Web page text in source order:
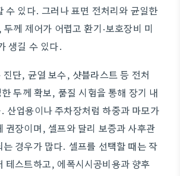
수 있다. 그러나 표면 전처리와 균일한
께 제어가 어렵고 환기·보호장비 미
생길 수 있다.
진단, 균열 보수, 샷블라스트 등 전처
두께 확보, 품질 시험을 통해 장기 내
산업용이나 주차장처럼 하중과 마모가
권장이며, 셀프와 달리 보증과 사후관
는 경우가 많다. 셀프를 선택할 때는 작
테스트하고, 에폭시시공비용과 향후